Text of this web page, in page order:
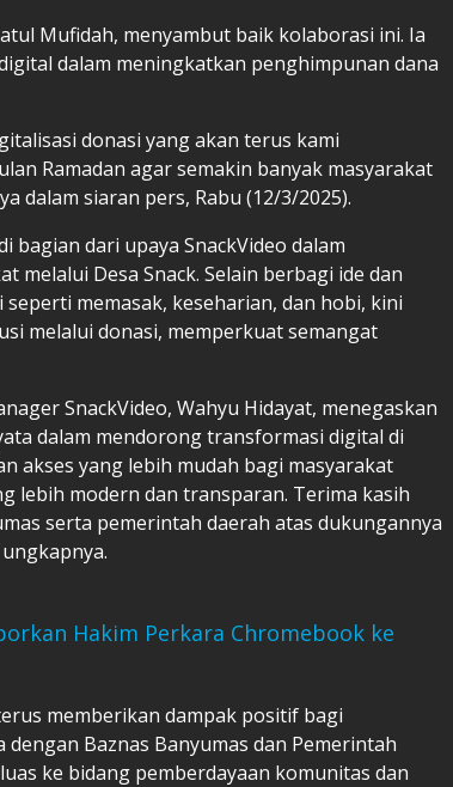
Mufidah, menyambut baik kolaborasi ini. Ia
dalam meningkatkan penghimpunan dana
donasi yang akan terus kami
Ramadan agar semakin banyak masyarakat
dalam siaran pers, Rabu (12/3/2025).
bagian dari upaya SnackVideo dalam
melalui Desa Snack. Selain berbagi ide dan
memasak, keseharian, dan hobi, kini
melalui donasi, memperkuat semangat
SnackVideo, Wahyu Hidayat, menegaskan
dalam mendorong transformasi digital di
akses yang lebih mudah bagi masyarakat
lebih modern dan transparan. Terima kasih
serta pemerintah daerah atas dukungannya
Hakim Perkara Chromebook ke
memberikan dampak positif bagi
dengan Baznas Banyumas dan Pemerintah
ke bidang pemberdayaan komunitas dan